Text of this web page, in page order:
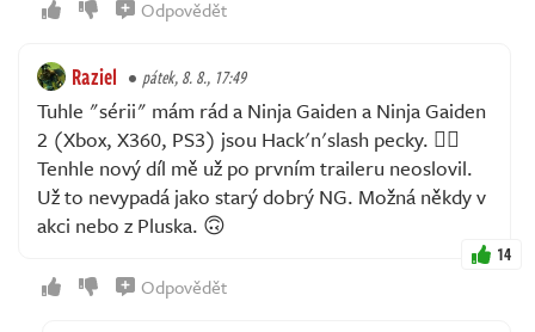
Odpovědět
Raziel pátek, 8. 8., 17:49
Tuhle "sérii" mám rád a Ninja Gaiden a Ninja Gaiden
2 (Xbox, X360, PS3) jsou Hack'n'slash pecky. 👌🏻
Tenhle nový díl mě už po prvním traileru neoslovil.
Už to nevypadá jako starý dobrý NG. Možná někdy v
akci nebo z Pluska. 🙃
14
Odpovědět